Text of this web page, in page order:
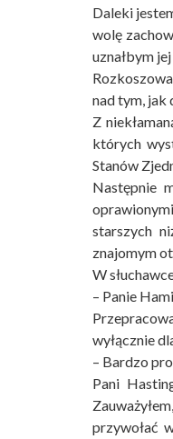
Daleki
wolę
uznałbym
nad tym, jak
Z
których
Stanów
Następnie
starszych
znajomym
W
– Panie
wyłącznie
– Bardzo
Pani
przywołać